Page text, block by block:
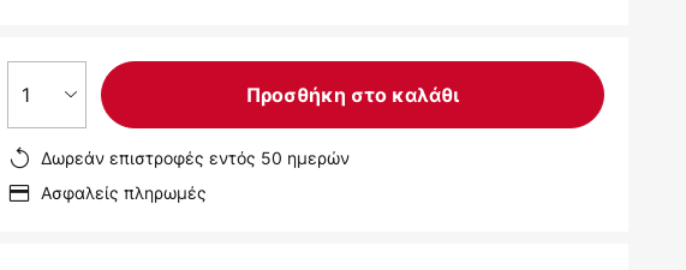
1 Προσθήκη στο καλάθι
Δωρεάν επιστροφές εντός 50 ημερών
Ασφαλείς πληρωμές